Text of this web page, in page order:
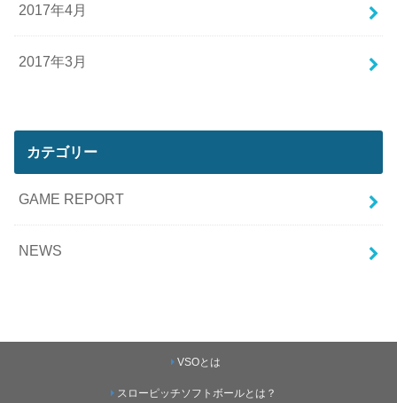
2017年4月
2017年3月
カテゴリー
GAME REPORT
NEWS
VSOとは
スローピッチソフトボールとは？